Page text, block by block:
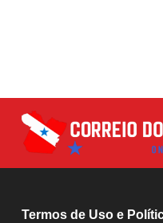
Termos de Uso e